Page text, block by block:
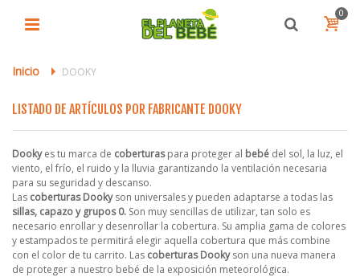
0
Inicio > DOOKY
LISTADO DE ARTÍCULOS POR FABRICANTE DOOKY
Dookyes tu marca de coberturaspara proteger al bebé del sol, la luz, el
viento, el frío, el ruido y la lluvia garantizando la ventilación necesaria
para su seguridad y descanso.
Las coberturas Dookyson universales y pueden adaptarse a todas las
sillas, capazo y grupos 0. Son muy sencillas de utilizar, tan solo es
necesario enrollar y desenrollar la cobertura. Su amplia gama de colores
y estampados te permitirá elegir aquella cobertura que más combine
con el color de tu carrito. Las coberturas Dookyson una nueva manera
de proteger a nuestro bebé de la exposición meteorológica.